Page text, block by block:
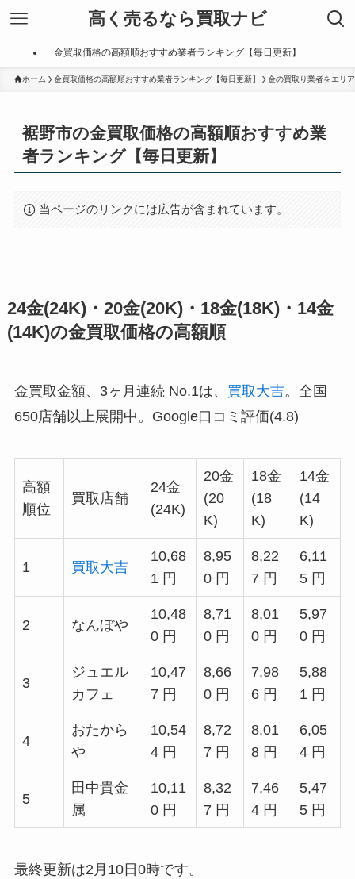
高く売るなら買取ナビ
金買取価格の高額順おすすめ業者ランキング【毎日更新】
ホーム 金買取価格の高額順おすすめ業者ランキング【毎日更新】 金の買取り業者をエリ
裾野市の金買取価格の高額順おすすめ業
者ランキング【毎日更新】
当ページのリンクには広告が含まれています。
24金(24K)・20金(20K)・18金(18K)・14金
(14K)の金買取価格の高額順
金買取金額、3ヶ月連続 No.1は、 買取大吉。全国
650店舗以上展開中。Google口コミ評価(4.8)
高額
順位
買取店舗
24金
(24K)
20金
(20
K)
18金
(18
K)
14金
(14
K)
1 買取大吉
10,68
1 円
8,95
0 円
8,22
7 円
6,11
5 円
2 なんぼや
10,48
0 円
8,71
0 円
8,01
0 円
5,97
0 円
3
ジュエル
カフェ
10,47
7 円
8,66
0 円
7,98
6 円
5,88
1 円
4
おたから
や
10,54
4 円
8,72
7 円
8,01
8 円
6,05
4 円
5
田中貴金
属
10,11
0 円
8,32
7 円
7,46
4 円
5,47
5 円
最終更新は2月10日0時です。